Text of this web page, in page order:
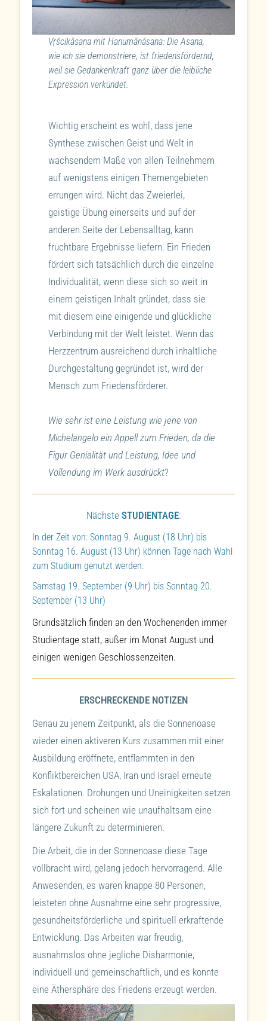
Vṛścikāsana mit Hanumānāsana: Die Asana,
wie ich sie demonstriere, ist friedensfördernd,
weil sie Gedankenkraft ganz über die leibliche
Expression verkündet.
Wichtig erscheint es wohl, dass jene
Synthese zwischen Geist und Welt in
wachsendem Maße von allen Teilnehmern
auf wenigstens einigen Themengebieten
errungen wird. Nicht das Zweierlei,
geistige Übung einerseits und auf der
anderen Seite der Lebensalltag, kann
fruchtbare Ergebnisse liefern. Ein Frieden
fördert sich tatsächlich durch die einzelne
Individualität, wenn diese sich so weit in
einem geistigen Inhalt gründet, dass sie
mit diesem eine einigende und glückliche
Verbindung mit der Welt leistet. Wenn das
Herzzentrum ausreichend durch inhaltliche
Durchgestaltung gegründet ist, wird der
Mensch zum Friedensförderer.
Wie sehr ist eine Leistung wie jene von
Michelangelo ein Appell zum Frieden, da die
Figur Genialität und Leistung, Idee und
Vollendung im Werk ausdrückt?
Nächste STUDIENTAGE:
In der Zeit von: Sonntag 9. August (18 Uhr) bis
Sonntag 16. August (13 Uhr) können Tage nach Wahl
zum Studium genutzt werden.
Samstag 19. September (9 Uhr) bis Sonntag 20.
September (13 Uhr)
Grundsätzlich finden an den Wochenenden immer
Studientage statt, außer im Monat August und
einigen wenigen Geschlossenzeiten.
ERSCHRECKENDE NOTIZEN
Genau zu jenem Zeitpunkt, als die Sonnenoase
wieder einen aktiveren Kurs zusammen mit einer
Ausbildung eröffnete, entflammten in den
Konfliktbereichen USA, Iran und Israel erneute
Eskalationen. Drohungen und Uneinigkeiten setzen
sich fort und scheinen wie unaufhaltsam eine
längere Zukunft zu determinieren.
Die Arbeit, die in der Sonnenoase diese Tage
vollbracht wird, gelang jedoch hervorragend. Alle
Anwesenden, es waren knappe 80 Personen,
leisteten ohne Ausnahme eine sehr progressive,
gesundheitsförderliche und spirituell erkraftende
Entwicklung. Das Arbeiten war freudig,
ausnahmslos ohne jegliche Disharmonie,
individuell und gemeinschaftlich, und es konnte
eine Äthersphäre des Friedens erzeugt werden.